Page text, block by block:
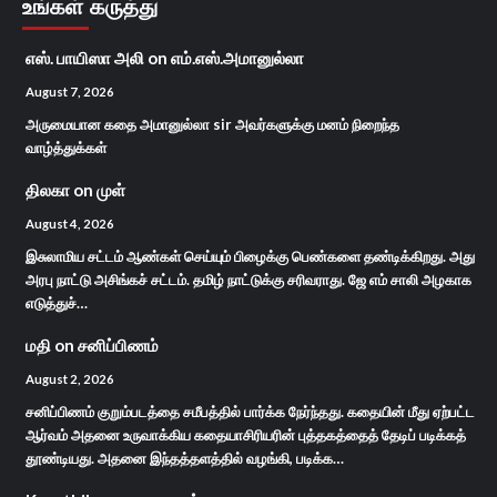
உங்கள் கருத்து
எஸ். பாயிஸா அலி on எம்.எஸ்.அமானுல்லா
August 7, 2026
அருமையான கதை அமானுல்லா sir அவர்களுக்கு மனம் நிறைந்த
வாழ்த்துக்கள்
திலகா on முள்
August 4, 2026
இசுலாமிய சட்டம் ஆண்கள் செய்யும் பிழைக்கு பெண்களை தண்டிக்கிறது. அது
அரபு நாட்டு அசிங்கச் சட்டம். தமிழ் நாட்டுக்கு சரிவராது. ஜே எம் சாலி அழகாக
எடுத்துச்…
மதி on சனிப்பிணம்
August 2, 2026
சனிப்பிணம் குறும்படத்தை சமீபத்தில் பார்க்க நேர்ந்தது. கதையின் மீது ஏற்பட்ட
ஆர்வம் அதனை உருவாக்கிய கதையாசிரியரின் புத்தகத்தைத் தேடிப் படிக்கத்
தூண்டியது. அதனை இந்தத்தளத்தில் வழங்கி, படிக்க…